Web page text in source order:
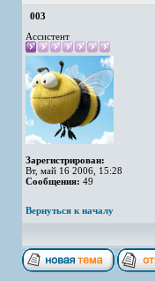
003
Ассистент
Зарегистрирован:
Вт, май 16 2006, 15:28
Сообщения: 49
Вернуться к началу